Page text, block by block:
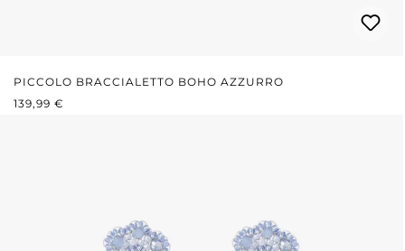
PICCOLO BRACCIALETTO BOHO AZZURRO
PREZZO NORMALE:
139,99 €